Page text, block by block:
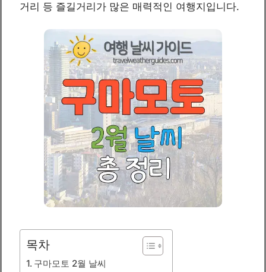
거리 등 즐길거리가 많은 매력적인 여행지입니다.
목차
구마모토 2월 날씨